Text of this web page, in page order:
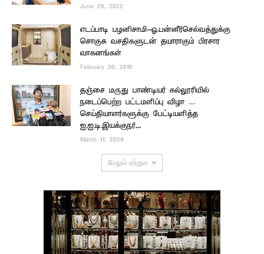
June 29, 2022
எடப்பாடி பழனிசாமி-ஓ.பன்னீர்செல்வத்துக்கு
சொகுசு வசதிகளுடன் தயாராகும் பிரசார
வாகனங்கள்
February 20, 2019
தஞ்சை மருது பாண்டியர் கல்லூரியில்
நடைப்பெற்ற பட்டமளிப்பு விழா …
செய்தியாளர்களுக்கு பேட்டியளித்த
ஐ.ஐ.டி.இயக்குநர்...
March 11, 2024
மேலும் ஏற்றுக